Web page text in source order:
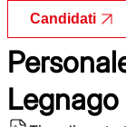
Candidati